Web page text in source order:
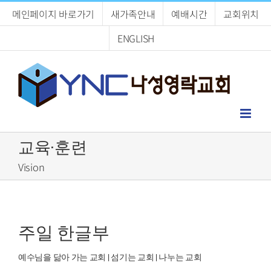
메인페이지 바로가기 새가족안내 예배시간
교회위치
ENGLISH
교육·훈련
Vision
주일 한글부
예수님을 닮아 가는 교회 | 섬기는 교회 | 나누는 교회